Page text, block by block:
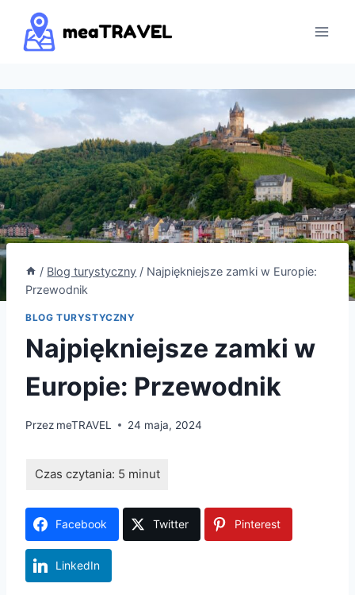
Przejdź
treści
/ Blog turystyczny / Najpiękniejsze zamki w Europie:
Przewodnik
BLOG TURYSTYCZNY
Najpiękniejsze zamki w
Europie: Przewodnik
Przez meTRAVEL 24 maja, 2024
Facebook Twitter Pinterest
LinkedIn